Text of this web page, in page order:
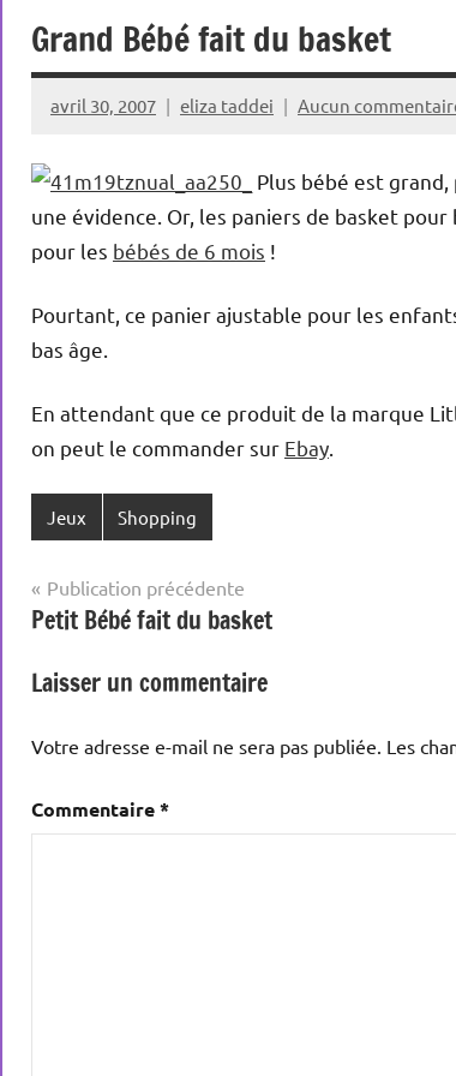
Grand Bébé fait du basket
avril 30, 2007 eliza taddei Aucun
Plus bébé est
une évidence. Or, les paniers de basket
pour les bébés de 6 mois !
Pourtant, ce panier ajustable pour les
bas âge.
En attendant que ce produit de la marque
on peut le commander sur Ebay
Jeux Shopping
Navigation
de
l’article
Publication précédente
Petit Bébé fait du basket
Laisser un commentaire
Votre adresse e-mail ne sera pas publiée. Les
Commentaire*